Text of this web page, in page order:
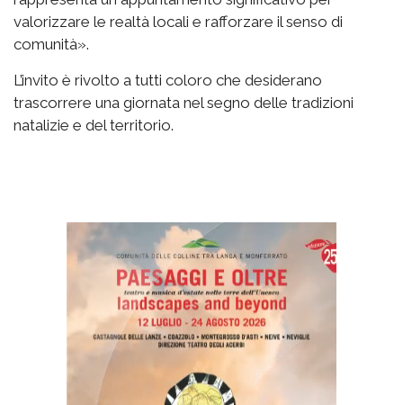
valorizzare le realtà locali e rafforzare il senso di
comunità».
L’invito è rivolto a tutti coloro che desiderano
trascorrere una giornata nel segno delle tradizioni
natalizie e del territorio.